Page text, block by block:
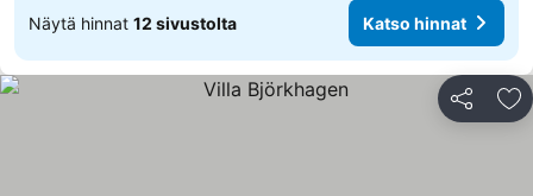
Näytä hinnat 12 sivustolta Katso hinnat
Jaa